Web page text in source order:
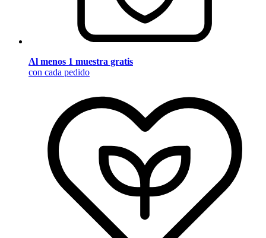
Al menos 1 muestra gratis
con cada pedido